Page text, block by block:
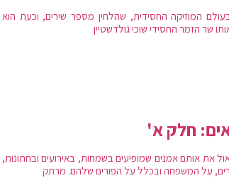
המוזיקה החסידית, שהלחין מספר שירים, וכעת הוא
שר הזמר החסידי שוכי גולדשטיין
חלק א'
את אותם אמנים שמופיעים בשמחות, באירועים ובחתונות,
על המשפחה ובכלל על הפורים שלהם. מרתק